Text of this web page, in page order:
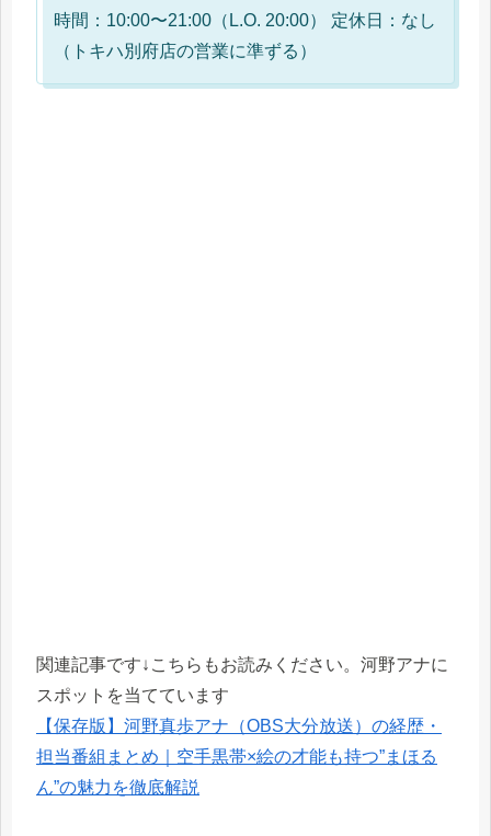
時間：10:00〜21:00（L.O. 20:00） 定休日：なし
（トキハ別府店の営業に準ずる）
関連記事です↓こちらもお読みください。河野アナに
スポットを当てています
【保存版】河野真歩アナ（OBS大分放送）の経歴・
担当番組まとめ｜空手黒帯×絵の才能も持つ”まほる
ん”の魅力を徹底解説